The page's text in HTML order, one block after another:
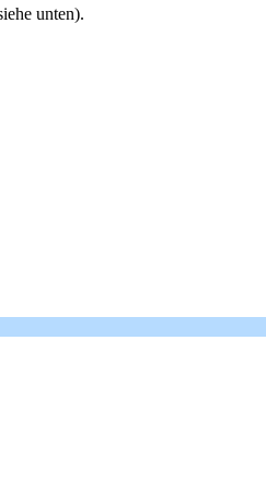
unten).